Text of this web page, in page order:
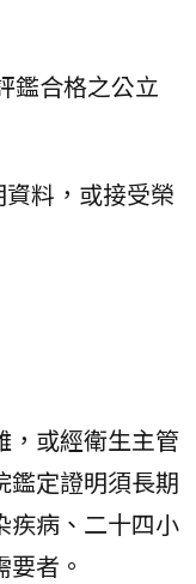
鑑合格之公立
料，或接受榮
或經衛生主管
鑑定證明須長期
疾病、二十四小
者。